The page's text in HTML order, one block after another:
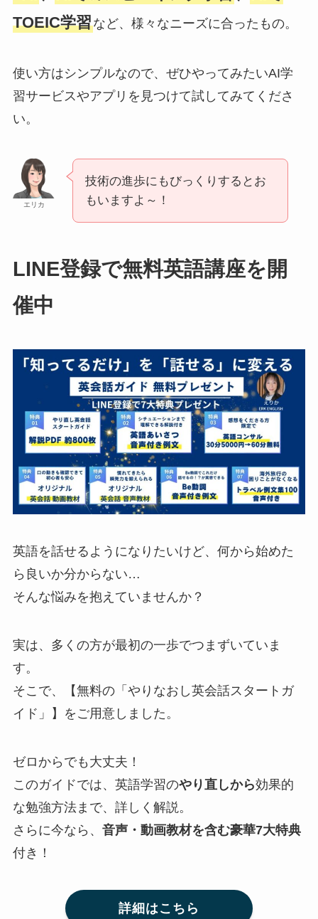
TOEIC学習など、様々なニーズに合ったもの。
使い方はシンプルなので、ぜひやってみたいAI学
習サービスやアプリを見つけて試してみてくださ
い。
エリカ
技術の進歩にもびっくりするとお
もいますよ～！
LINE登録で無料英語講座を開
催中
英語を話せるようになりたいけど、何から始めた
ら良いか分からない…
そんな悩みを抱えていませんか？
実は、多くの方が最初の一歩でつまずいていま
す。
そこで、【無料の「やりなおし英会話スタートガ
イド」】をご用意しました。
ゼロからでも大丈夫！
このガイドでは、英語学習のやり直しから効果的
な勉強方法まで、詳しく解説。
さらに今なら、 音声・動画教材を含む豪華7大特典
付き！
詳細はこちら